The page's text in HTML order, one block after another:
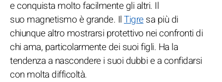
e conquista molto facilmente gli altri. Il
suo magnetismo è grande. IlTigresa più di
chiunque altro mostrarsi protettivo nei confronti di
chi ama, particolarmente dei suoi figli. Ha la
tendenza a nascondere i suoi dubbi e a confidarsi
con molta difficoltà.